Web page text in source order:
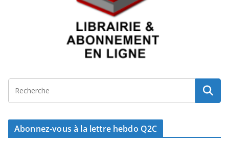
Abonnez-vous à la lettre hebdo Q2C